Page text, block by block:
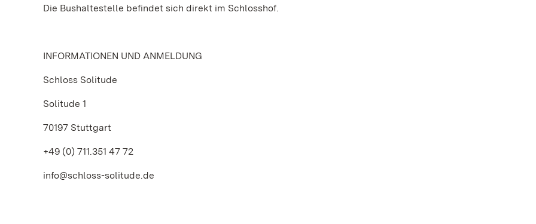
Die Bushaltestelle befindet sich direkt im Schlosshof.
INFORMATIONEN UND ANMELDUNG
Schloss Solitude
Solitude 1
70197 Stuttgart
+49 (0) 711.351 47 72
info@schloss-solitude.de